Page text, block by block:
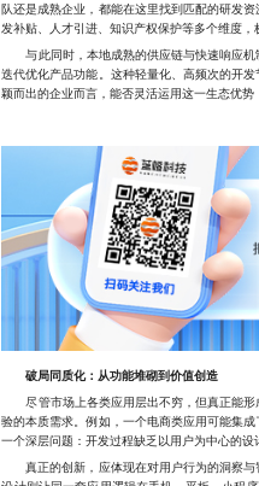
队还是成熟企业，都能在这里找到匹配的研发
发补贴、人才引进、知识产权保护等多个维度
与此同时，本地成熟的供应链与快速响应机
迭代优化产品功能。这种轻量化、高频次的开
颖而出的企业而言，能否灵活运用这一生态优
破局同质化：从功能堆砌到价值创造
尽管市场上各类应用层出不穷，但真正能形
验的本质需求。例如，一个电商类应用可能集
一个深层问题：开发过程缺乏以用户为中心的
真正的创新，应体现在对用户行为的洞察与